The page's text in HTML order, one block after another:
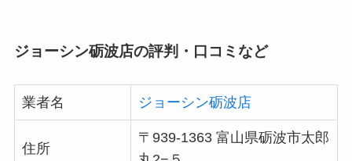
ジョーシン砺波店の評判・口コミなど
業者名 ジョーシン砺波店
住所
〒939-1363 富山県砺波市太郎